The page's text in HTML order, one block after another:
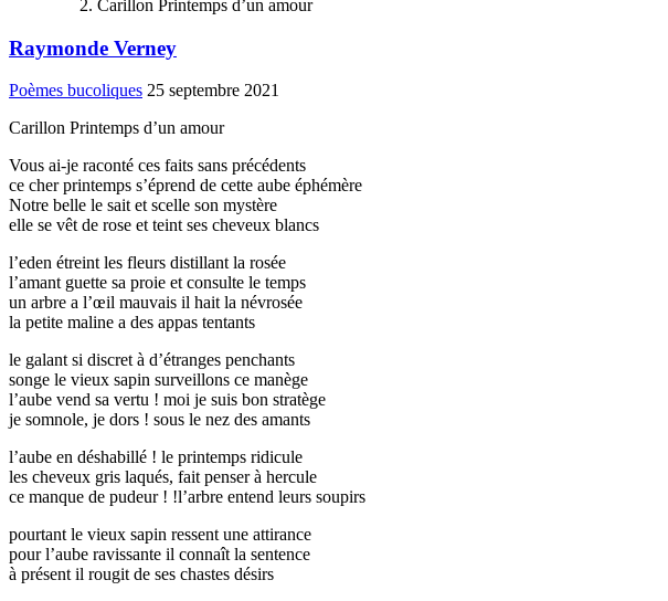
Carillon Printemps d’un amour
Raymonde Verney
Poèmes bucoliques 25 septembre 2021
Carillon Printemps d’un amour
Vous ai-je raconté ces faits sans précédents
ce cher printemps s’éprend de cette aube éphémère
Notre belle le sait et scelle son mystère
elle se vêt de rose et teint ses cheveux blancs
l’eden étreint les fleurs distillant la rosée
l’amant guette sa proie et consulte le temps
un arbre a l’œil mauvais il hait la névrosée
la petite maline a des appas tentants
le galant si discret à d’étranges penchants
songe le vieux sapin surveillons ce manège
l’aube vend sa vertu ! moi je suis bon stratège
je somnole, je dors ! sous le nez des amants
l’aube en déshabillé ! le printemps ridicule
les cheveux gris laqués, fait penser à hercule
ce manque de pudeur ! !l’arbre entend leurs soupirs
pourtant le vieux sapin ressent une attirance
pour l’aube ravissante il connaît la sentence
à présent il rougit de ses chastes désirs